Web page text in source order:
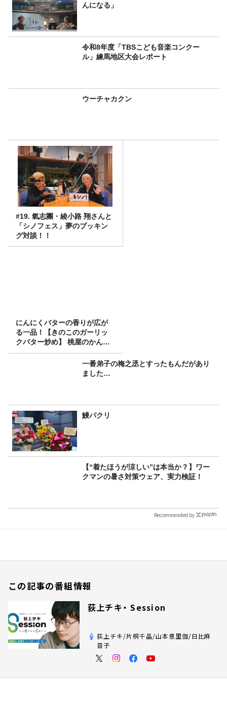
んになる」
令和8年度「TBSこども音楽コンクー
ル」練馬地区大会レポート
ウーチャカクン
#19. 氣志團・綾小路 翔さんと
「シノフェス」夢のブッキン
グ対談！！
にんにくバターの香りが広が
る一品！【きのこのガーリッ
クバター炒め】 桃屋のかんた
んレシピ
一番弟子の梅之丞とすったもんだがあり
ました…
鰻パクリ
【“着たほうが涼しい”は本当か？】ワー
クマンの暑さ対策ウェア、実力検証！
Recommended by
この記事の番組情報
荻上チキ・ Session
荻上チキ/片桐千晶/山本恵里伽/日比麻
音子